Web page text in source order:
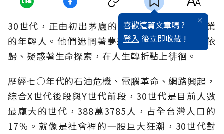
喜歡這篇文章嗎 ?
登入 後立即收藏 !
30世代，正由初出茅廬的二十啷噹邁入成家立業
的年輕人。他們迷惘著夢想實踐、牽掛著情感依
歸、疑惑著生命探索，在人生轉折點上徘徊。
歷經七○年代的石油危機、電腦革命、網路興起，
綜合X世代後段與Y世代前段，30世代是目前人數
最龐大的世代，388萬3785人，占全台灣人口的
17％。就像是社會裡的一股巨大狂潮，30世代對